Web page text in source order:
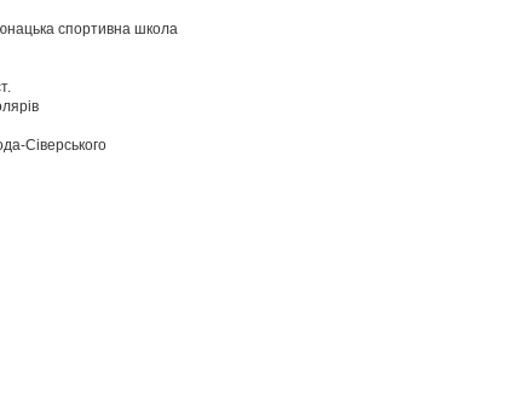
спортивна школа
ІІ ст.
НВК
Сіверського
НВК